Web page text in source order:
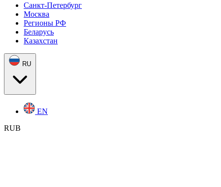
Санкт-Петербург
Москва
Регионы РФ
Беларусь
Казахстан
RU
EN
RUB